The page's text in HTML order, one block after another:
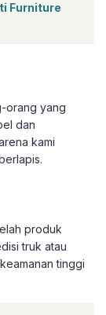
Furniture
orang yang
dan
kami
produk
truk atau
tinggi